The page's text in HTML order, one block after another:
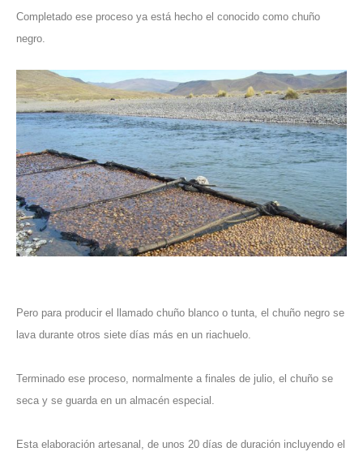
Completado ese proceso ya está hecho el conocido como chuño
negro.
Pero para producir el llamado chuño blanco o tunta, el chuño negro se
lava durante otros siete días más en un riachuelo.
Terminado ese proceso, normalmente a finales de julio, el chuño se
seca y se guarda en un almacén especial.
Esta elaboración artesanal, de unos 20 días de duración incluyendo el